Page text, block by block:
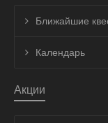
Ближайшие
Календарь
Акции